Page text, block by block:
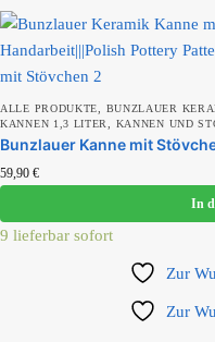
Produkt Set-Größe
ALLE PRODUKTE BUNZLAUER
KANNEN 1,3 LITER KANNEN UND
Bunzlauer Kanne mit
59,90 €
In
9 lieferbar sofort
Zur
Zur